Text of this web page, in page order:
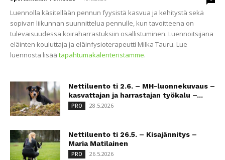
Luennolla käsitellään pennun fyysistä kasvua ja kehitystä sekä
sopivan liikunnan suunnittelua pennulle, kun tavoitteena on
tulevaisuudessa koiraharrastuksiin osallistuminen. Luennoitsijana
eläinten kouluttaja ja eläinfysioterapeutti Milka Tauru. Lue
luennosta lisää tapahtumakalenteristamme.
Nettiluento ti 2.6. – MH-luonnekuvaus –
kasvattajan ja harrastajan työkalu –...
PRO 28.5.2026
Nettiluento ti 26.5. – Kisajännitys –
Maria Matilainen
PRO 26.5.2026